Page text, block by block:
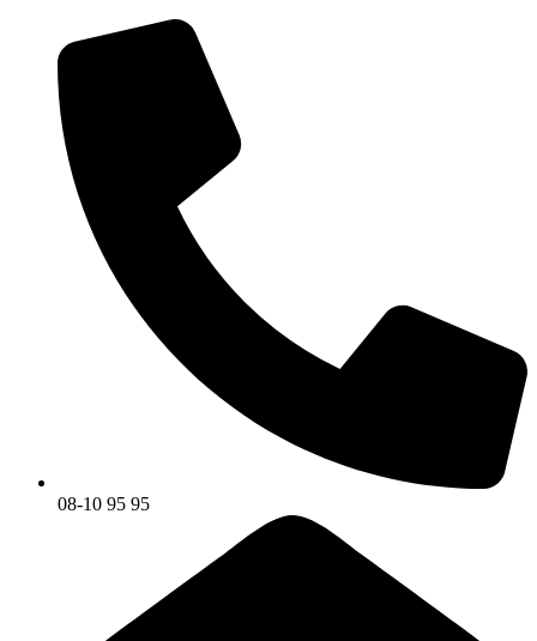
08-10 95 95